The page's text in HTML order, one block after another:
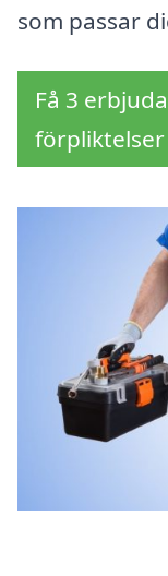
som passar
Få 3
förpliktelser